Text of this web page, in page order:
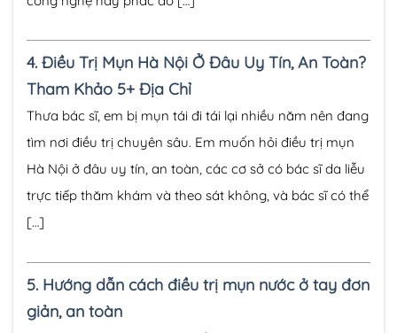
4. Điều Trị Mụn Hà Nội Ở Đâu Uy Tín, An Toàn?
Tham Khảo 5+ Địa Chỉ
Thưa bác sĩ, em bị mụn tái đi tái lại nhiều năm nên đang
tìm nơi điều trị chuyên sâu. Em muốn hỏi điều trị mụn
Hà Nội ở đâu uy tín, an toàn, các cơ sở có bác sĩ da liễu
trực tiếp thăm khám và theo sát không, và bác sĩ có thể
[…]
5. Hướng dẫn cách điều trị mụn nước ở tay đơn
giản, an toàn